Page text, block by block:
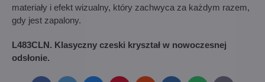
materiały i efekt wizualny, który zachwyca za każdym razem,
gdy jest zapalony.
L483CLN. Klasyczny czeski kryształ w nowoczesnej
odsłonie.